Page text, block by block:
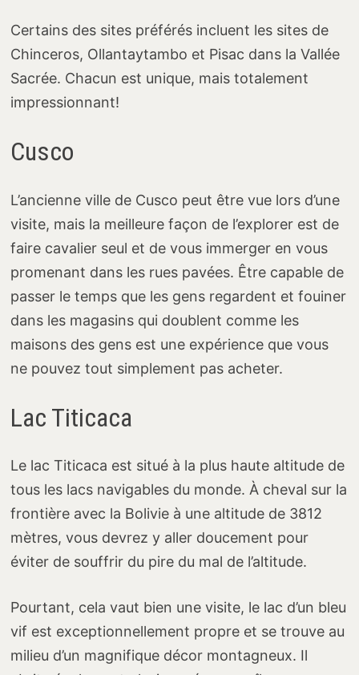
Certains des sites préférés incluent les sites de
Chinceros, Ollantaytambo et Pisac dans la Vallée
Sacrée. Chacun est unique, mais totalement
impressionnant!
Cusco
L’ancienne ville de Cusco peut être vue lors d’une
visite, mais la meilleure façon de l’explorer est de
faire cavalier seul et de vous immerger en vous
promenant dans les rues pavées. Être capable de
passer le temps que les gens regardent et fouiner
dans les magasins qui doublent comme les
maisons des gens est une expérience que vous
ne pouvez tout simplement pas acheter.
Lac Titicaca
Le lac Titicaca est situé à la plus haute altitude de
tous les lacs navigables du monde. À cheval sur la
frontière avec la Bolivie à une altitude de 3812
mètres, vous devrez y aller doucement pour
éviter de souffrir du pire du mal de l’altitude.
Pourtant, cela vaut bien une visite, le lac d’un bleu
vif est exceptionnellement propre et se trouve au
milieu d’un magnifique décor montagneux. Il